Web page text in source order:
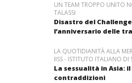
UN TEAM TROPPO UNITO
TALASSI
Disastro del
l’anniversario delle
LA QUOTIDIANITÀ ALLA
IISS - ISTITUTO ITALIANO DI
La sessualità in Asia:
contraddizioni